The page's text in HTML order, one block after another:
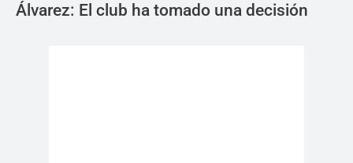
Álvarez: El club ha tomado una decisión